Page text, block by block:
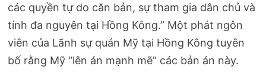
các quyền tự do căn bản, sự tham gia dân chủ và
tính đa nguyên tại Hồng Kông.” Một phát ngôn
viên của Lãnh sự quán Mỹ tại Hồng Kông tuyên
bố rằng Mỹ “lên án mạnh mẽ” các bản án này.